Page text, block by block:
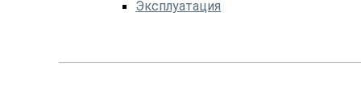
Эксплуатация